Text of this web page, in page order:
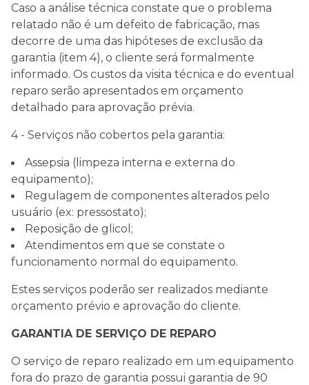
Caso a análise técnica constate que o problema
relatado não é um defeito de fabricação, mas
decorre de uma das hipóteses de exclusão da
garantia (item 4), o cliente será formalmente
informado. Os custos da visita técnica e do eventual
reparo serão apresentados em orçamento
detalhado para aprovação prévia.
4 - Serviços não cobertos pela garantia:
Assepsia (limpeza interna e externa do
equipamento);
Regulagem de componentes alterados pelo
usuário (ex: pressostato);
Reposição de glicol;
Atendimentos em que se constate o
funcionamento normal do equipamento.
Estes serviços poderão ser realizados mediante
orçamento prévio e aprovação do cliente.
GARANTIA DE SERVIÇO DE REPARO
O serviço de reparo realizado em um equipamento
fora do prazo de garantia possui garantia de 90